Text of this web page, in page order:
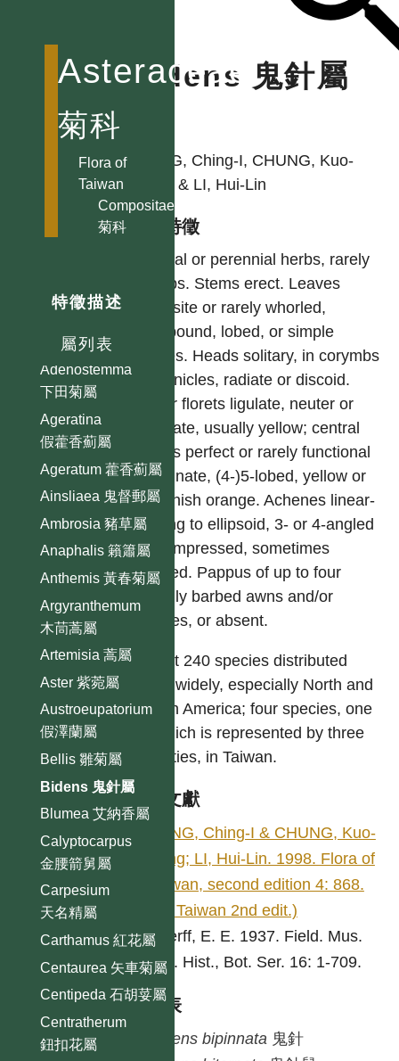
Asteraceae
菊科
Flora of
Taiwan
Compositae
菊科
特徵描述
屬列表
Achillea 蓍屬
Acmella 金鈕扣屬
Adenostemma
下田菊屬
Ageratina
假藿香薊屬
Ageratum 藿香薊屬
Ainsliaea 鬼督郵屬
Ambrosia 豬草屬
Anaphalis 籟簫屬
Anthemis 黃春菊屬
Argyranthemum
木茼蒿屬
Artemisia 蒿屬
Aster 紫菀屬
Austroeupatorium
假澤蘭屬
Bellis 雛菊屬
Bidens 鬼針屬
Blumea 艾納香屬
Calyptocarpus
金腰箭舅屬
Carpesium
天名精屬
Carthamus 紅花屬
Centaurea 矢車菊屬
Centipeda 石胡荽屬
Centratherum
鈕扣花屬
Bidens 鬼針屬
PENG, Ching-I, CHUNG, Kuo-
Fang & LI, Hui-Lin
型態特徵
Annual or perennial herbs, rarely
shrubs. Stems erect. Leaves
opposite or rarely whorled,
compound, lobed, or simple
leaves. Heads solitary, in corymbs
or panicles, radiate or discoid.
Outer florets ligulate, neuter or
pistillate, usually yellow; central
florets perfect or rarely functional
staminate, (4-)5-lobed, yellow or
brownish orange. Achenes linear-
oblong to ellipsoid, 3- or 4-angled
or compressed, sometimes
winged. Pappus of up to four
usually barbed awns and/or
bristles, or absent.
About 240 species distributed
worldwidely, especially North and
South America; four species, one
of which is represented by three
varieties, in Taiwan.
參考文獻
PENG, Ching-I & CHUNG, Kuo-
Fang; LI, Hui-Lin. 1998. Flora of
Taiwan, second edition 4: 868.
(Fl. Taiwan 2nd edit.)
Sherff, E. E. 1937. Field. Mus.
Nat. Hist., Bot. Ser. 16: 1-709.
種列表
Bidens bipinnata 鬼針